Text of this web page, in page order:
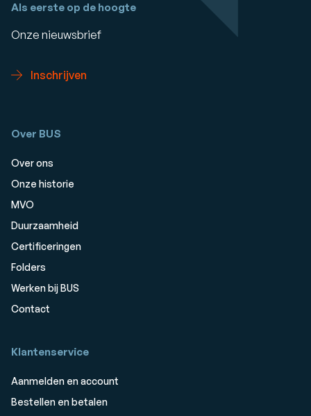
Als eerste op de hoogte
Onze nieuwsbrief
Inschrijven
Over BUS
Over ons
Onze historie
MVO
Duurzaamheid
Certificeringen
Folders
Werken bij BUS
Contact
Klantenservice
Aanmelden en account
Bestellen en betalen